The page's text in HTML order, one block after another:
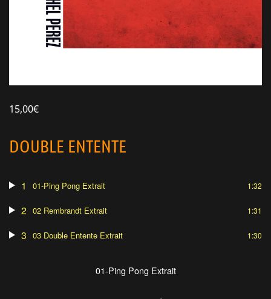
15,00€
DOUBLE ENTENTE
1 01-Ping Pong Extrait 1:32
2 02 Rembrandt Extrait 1:31
3 03 Double Entente Extrait 1:30
01-Ping Pong Extrait